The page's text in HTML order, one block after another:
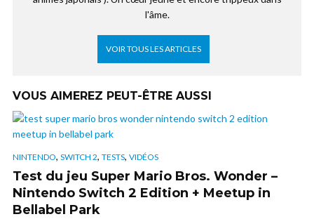
l'âme.
VOIR TOUS LES ARTICLES
VOUS AIMEREZ PEUT-ÊTRE AUSSI
NINTENDO, SWITCH 2, TESTS, VIDÉOS
Test du jeu Super Mario Bros. Wonder –
Nintendo Switch 2 Edition + Meetup in
Bellabel Park